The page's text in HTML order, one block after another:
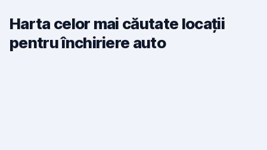
Harta celor mai căutate locații
pentru închiriere auto